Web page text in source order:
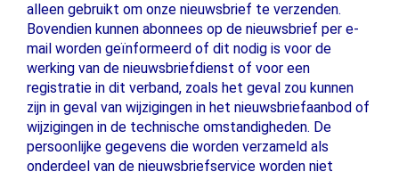
alleen gebruikt om onze nieuwsbrief te verzenden.
Bovendien kunnen abonnees op de nieuwsbrief per e-
mail worden geïnformeerd of dit nodig is voor de
werking van de nieuwsbriefdienst of voor een
registratie in dit verband, zoals het geval zou kunnen
zijn in geval van wijzigingen in het nieuwsbriefaanbod of
wijzigingen in de technische omstandigheden. De
persoonlijke gegevens die worden verzameld als
onderdeel van de nieuwsbriefservice worden niet